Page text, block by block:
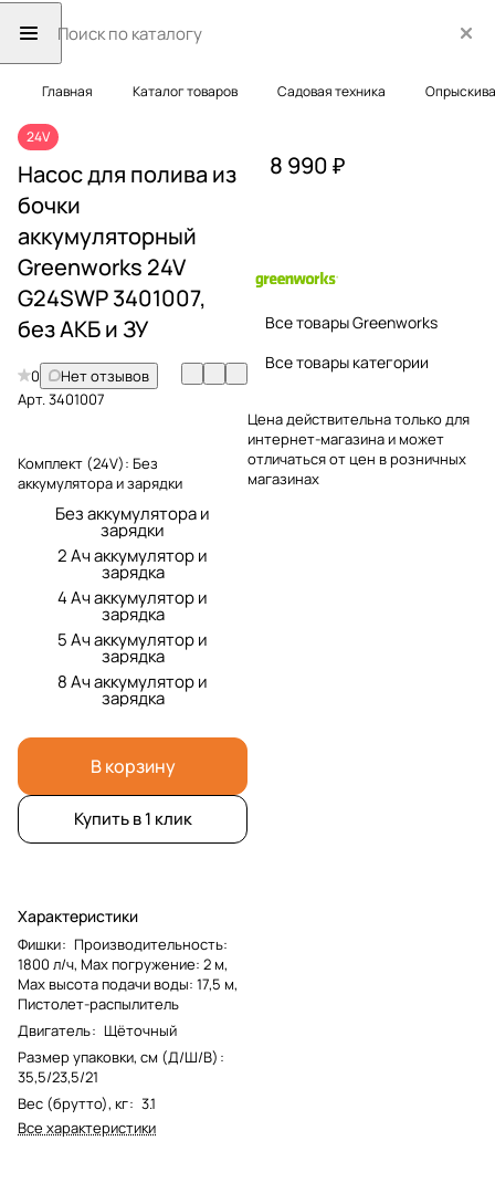
Главная Каталог товаров Садовая техника
24V
Насос для полива из
бочки
аккумуляторный
Greenworks 24V
G24SWP 3401007,
без АКБ и ЗУ
0
Нет отзывов
Арт.3401007
Комплект (24V): Без
аккумулятора и зарядки
Без аккумулятора и
зарядки
2 Ач аккумулятор и
зарядка
4 Ач аккумулятор и
зарядка
5 Ач аккумулятор и
зарядка
8 Ач аккумулятор и
зарядка
В корзину
Купить в 1 клик
Характеристики
Фишки: Производительность:
1800 л/ч, Мах погружение: 2 м,
Мах высота подачи воды: 17,5 м,
Пистолет-распылитель
Двигатель: Щёточный
Размер упаковки, см (Д/Ш/В) :
35,5/23,5/21
Вес (брутто), кг: 3.1
Все характеристики
8 990 ₽
Все товары Greenworks
Все товары категории
Цена действительна только для
интернет-магазина и может
отличаться от цен в розничных
магазинах